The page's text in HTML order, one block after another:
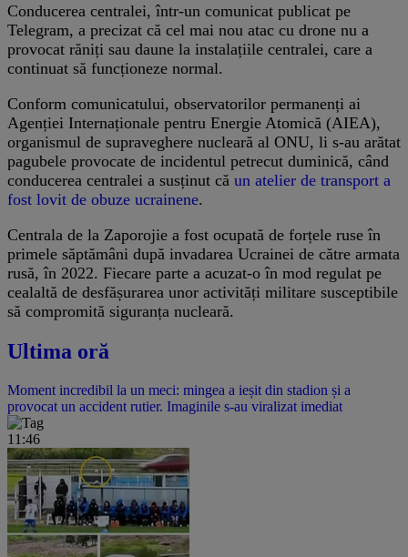
Conducerea centralei, într-un comunicat publicat pe
Telegram, a precizat că cel mai nou atac cu drone nu a
provocat răniți sau daune la instalațiile centralei, care a
continuat să funcționeze normal.
Conform comunicatului, observatorilor permanenți ai
Agenției Internaționale pentru Energie Atomică (AIEA),
organismul de supraveghere nucleară al ONU, li s-au arătat
pagubele provocate de incidentul petrecut duminică, când
conducerea centralei a susținut că un atelier de transport a
fost lovit de obuze ucrainene.
Centrala de la Zaporojie a fost ocupată de forțele ruse în
primele săptămâni după invadarea Ucrainei de către armata
rusă, în 2022. Fiecare parte a acuzat-o în mod regulat pe
cealaltă de desfășurarea unor activități militare susceptibile
să compromită siguranța nucleară.
Ultima oră
Moment incredibil la un meci: mingea a ieșit din stadion și a
provocat un accident rutier. Imaginile s-au viralizat imediat
11:46